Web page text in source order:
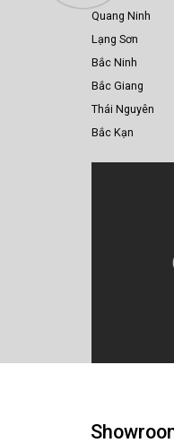
Quang Ninh
Lạng Sơn
Bắc Ninh
Bắc Giang
Thái Nguyên
Bắc Kạn